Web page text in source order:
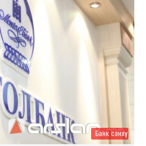
Банк санхүү